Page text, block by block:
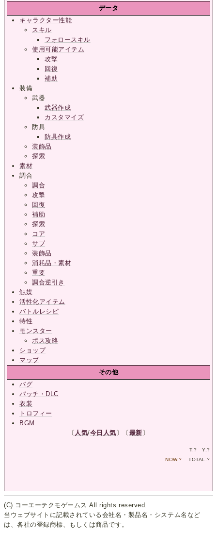
データ
キャラクター性能
スキル
フォロースキル
使用可能アイテム
攻撃
回復
補助
装備
武器
武器作成
カスタマイズ
防具
防具作成
装飾品
探索
素材
調合
調合
攻撃
回復
補助
探索
コア
サブ
装飾品
消耗品・素材
重要
調合逆引き
触媒
活性化アイテム
バトルレシピ
特性
モンスター
ボス攻略
ショップ
マップ
その他
バグ
パッチ・DLC
衣装
トロフィー
BGM
〔 人気/今日人気〕〔最新〕
T.? Y.?
NOW.? TOTAL.?
(C) コーエーテクモゲームス All rights reserved.
当ウェブサイトに記載されている会社名・製品名・システム名など
は、各社の登録商標、もしくは商品です。